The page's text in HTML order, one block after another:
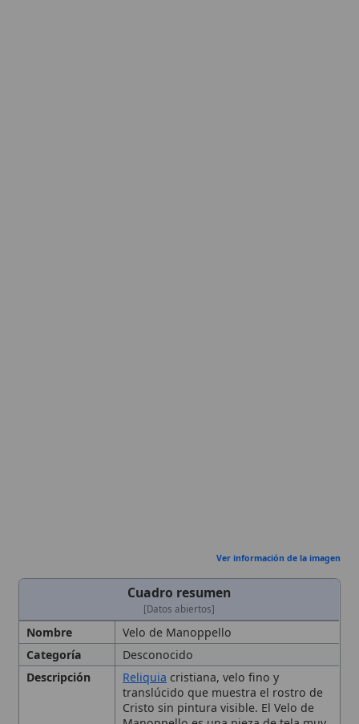
localidad italiana de Manoppello, que
de Cristo con los rasgos típicos de la
iconografía pasional. La imagen
aparece sin colores aplicados y su
visibilidad varía con lailuminación, lo
que alimenta el debate sobre su
origen y naturaleza
Autoridad
Eclesiástica
Dicasteriode la Doctrina de la Fe
Documentado a partir del siglo XVII;
su veneración se vinculó